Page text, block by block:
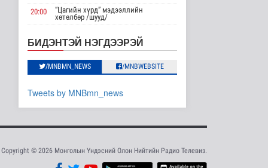
Үерийн аюулаас
анхааруулж байна
Байгаль орчин
20 цаг 37 минутын өмнө
байгууллагын 102
20 цаг 47 минутын өмнө
Үндэсний спортын
зуны VIII наадам
амжилттай зохи..
20:00
“Цагийн хүрд” мэдээллийн
хөтөлбөр /шууд/
20:45 Хөндөх сэдэв: Эмийн чанар
21:15
100% уралдаант, танин
мэдэхүйн нэвтрүүлэг S2 #9
22:15
23:30
БИДЭНТЭЙ НЭГДЭЭРЭЙ
/MNBMN_NEWS /MNBWEBSITE
Tweets by MNBmn_news
Copyright © 2026 Монголын Үндэсний Олон Нийтийн Радио Телевиз.